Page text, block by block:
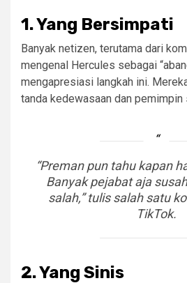
1.Yang Bersimpati
Banyak netizen, terutama dari
mengenal Hercules sebagai
mengapresiasi langkah ini.
tanda kedewasaan dan pemimpin
“Preman pun tahu kapan
Banyak pejabat aja
salah,” tulis salah satu
TikTok.
2.Yang Sinis